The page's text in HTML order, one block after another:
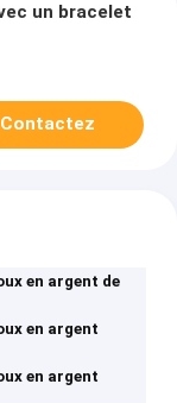
un bracelet
Contactez
en argent de
en argent
en argent